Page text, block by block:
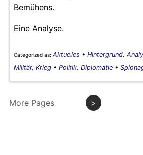
Bemühens.
Eine Analyse.
Categorized as: Aktuelles • Hintergrund,
Militär, Krieg • Politik, Diplomatie •
More Pages >